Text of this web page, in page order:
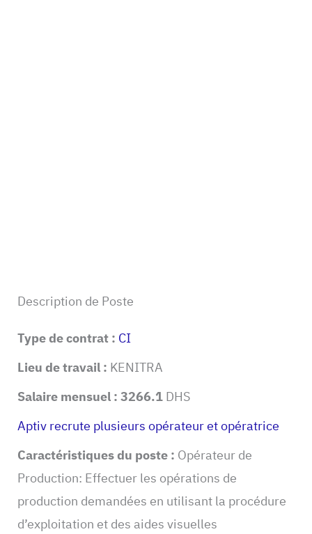
Description de Poste
Type de contrat : CI
Lieu de travail : KENITRA
Salaire mensuel : 3266.1DHS
Aptiv recrute plusieurs opérateur et opératrice
Caractéristiques du poste : Opérateur de
Production: Effectuer les opérations de
production demandées en utilisant la procédure
d’exploitation et des aides visuelles